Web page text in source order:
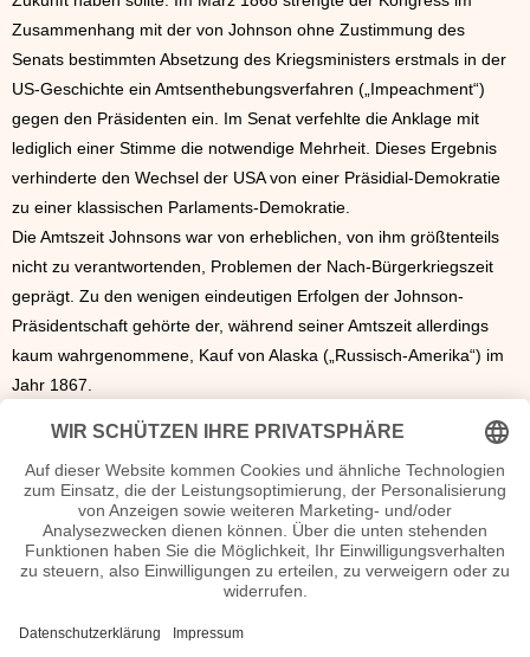
Zusammenhang mit der von Johnson ohne Zustimmung des
Senats bestimmten Absetzung des Kriegsministers erstmals in der
US-Geschichte ein Amtsenthebungsverfahren („Impeachment“)
gegen den Präsidenten ein. Im Senat verfehlte die Anklage mit
lediglich einer Stimme die notwendige Mehrheit. Dieses Ergebnis
verhinderte den Wechsel der USA von einer Präsidial-Demokratie
zu einer klassischen Parlaments-Demokratie.
Die Amtszeit Johnsons war von erheblichen, von ihm größtenteils
nicht zu verantwortenden, Problemen der Nach-Bürgerkriegszeit
geprägt. Zu den wenigen eindeutigen Erfolgen der Johnson-
Präsidentschaft gehörte der, während seiner Amtszeit allerdings
kaum wahrgenommene, Kauf von Alaska („Russisch-Amerika“) im
Jahr 1867.
Republikaners Grant zum 18. US-Präsidenten zog sich Johnson
anders als die meisten seiner Vorgänger nicht von der politischen
Szene zurück, sondern war weiterhin aktiv. 1875 kehrte er als
Senator von Tennessee erneut in den US-Senat zurück. Wenig
später, am 31. Juli 1875, verstarb er in Carter Station, Tennessee,
an den Folgen eines Schlaganfalls.